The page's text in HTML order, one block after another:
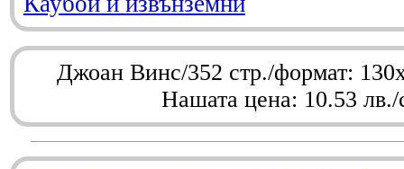
Джоан Винс/352 стр./формат:
Нашата цена: 10.53 лв./